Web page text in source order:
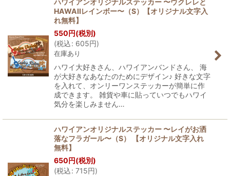
ハワイアンオリジナルステッカー 〜ウクレレと
HAWAIIレインボー〜（S）【オリジナル文字入
れ無料】
550円(税別)
(税込: 605円)
在庫あり
ハワイ大好きさん、ハワイアンバンドさん、 海
が大好きなあなたのためにデザイン♪ 好きな文字
を入れて、オンリーワンステッカーが簡単に作
成できます。 雑貨や車に貼っていつでもハワイ
気分を楽しみません…
ハワイアンオリジナルステッカー 〜レイがお洒
落なフラガール〜（S） 【オリジナル文字入れ
無料】
650円(税別)
(税込: 715円)